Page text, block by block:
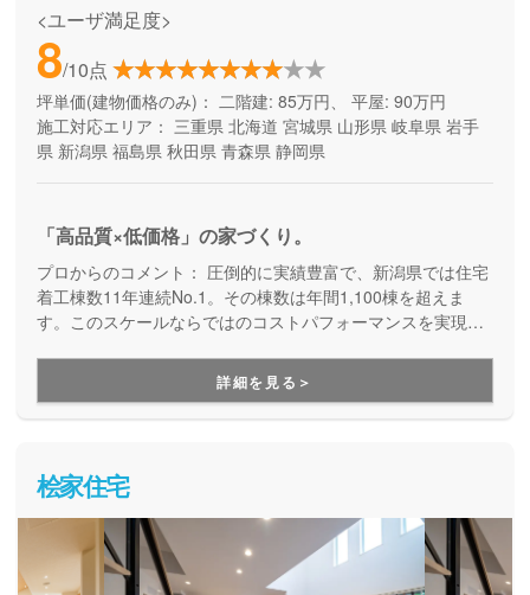
<ユーザ満足度>
8/10点
坪単価(建物価格のみ)： 二階建: 85万円、 平屋: 90万円
施工対応エリア： 三重県 北海道 宮城県 山形県 岐阜県 岩手
県 新潟県 福島県 秋田県 青森県 静岡県
「高品質×低価格」の家づくり。
プロからのコメント： 圧倒的に実績豊富で、新潟県では住宅
着工棟数11年連続No.1。その棟数は年間1,100棟を超えま
す。このスケールならではのコストパフォーマンスを実現
す。不動産情報も多彩だから土地探しもお任せ。土地探し・
資金計画から性能・デザイン、建てた後の保証・アフターサ
ポートまで安心してお任せいただけます。
詳細を見る＞
桧家住宅